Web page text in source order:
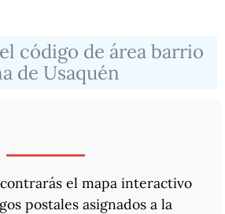
código de área barrio
de Usaquén
el mapa interactivo
postales asignados a la